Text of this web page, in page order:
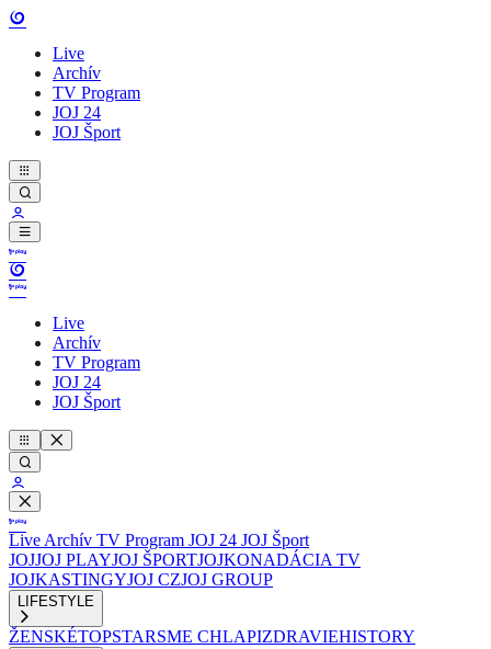
Live
Archív
TV Program
JOJ 24
JOJ Šport
Live
Archív
TV Program
JOJ 24
JOJ Šport
Live Archív TV Program JOJ 24 JOJ Šport
JOJJOJ PLAYJOJ ŠPORTJOJKONADÁCIA TV
JOJKASTINGYJOJ CZJOJ GROUP
LIFESTYLE
ŽENSKÉTOPSTARSME CHLAPIZDRAVIEHISTORY